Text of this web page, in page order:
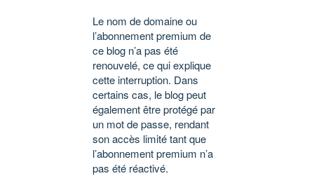
Le nom de domaine ou
l’abonnement premium de
ce blog n’a pas été
renouvelé, ce qui explique
cette interruption. Dans
certains cas, le blog peut
également être protégé par
un mot de passe, rendant
son accès limité tant que
l’abonnement premium n’a
pas été réactivé.